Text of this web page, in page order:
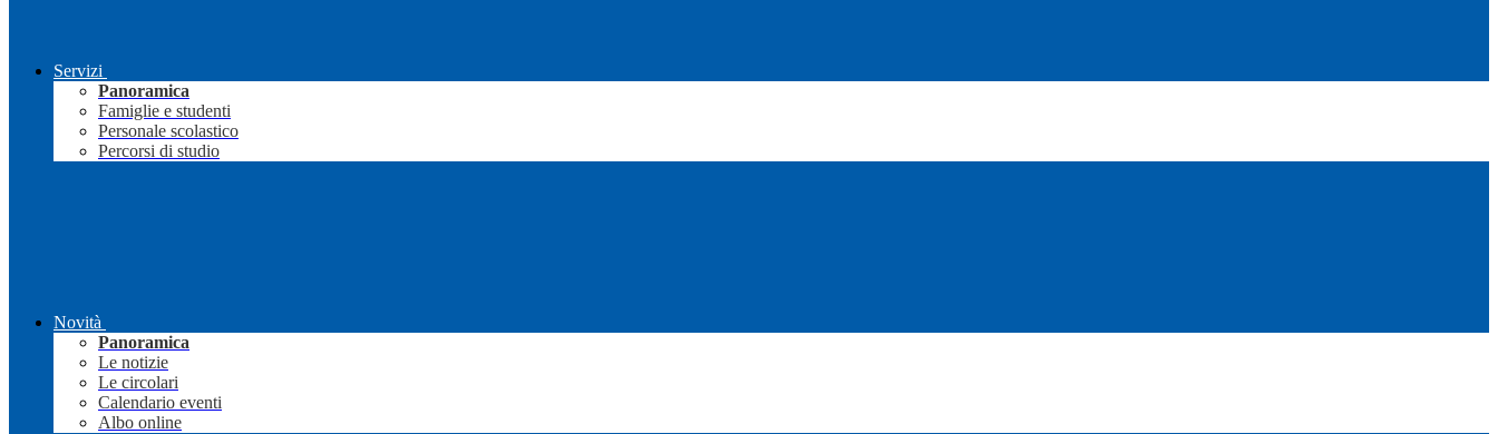
Servizi
Panoramica
Famiglie e studenti
Personale scolastico
Percorsi di studio
Novità
Panoramica
Le notizie
Le circolari
Calendario eventi
Albo online